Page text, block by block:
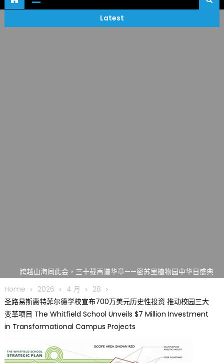
Latest
跨越山海同此会，三十载再谱华章——密苏里植物园中华日盛典
圆满举行
圣路易龙舟俱乐部5月16日龙舟体验日 邀请各界亲身体验划行乐
趣 + 水上竞速魅力
三十二载跨越时空的相逢
执掌密苏里植物园近四十年 致力推动全球植物多样性研究与中美
合作 Peter Raven 博士逝世 享年89岁
一晃三十年，初夏又相逢。中华日，等你来赴约 —— 密苏里植物
Home 2026 4 月
28
圣路易斯惠特菲尔德学校宣布700万美元历史性投资 推动校园三大
变革项目 The Whitfield School Unveils $7 Million Investment
in Transformational Campus Projects